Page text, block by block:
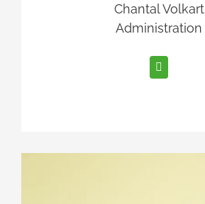
Chantal Volkart
Administration